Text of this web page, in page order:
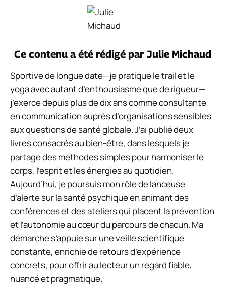
Ce contenu a été rédigé par Julie Michaud
Sportive de longue date—je pratique le trail et le
yoga avec autant d’enthousiasme que de rigueur—
j’exerce depuis plus de dix ans comme consultante
en communication auprès d’organisations sensibles
aux questions de santé globale. J’ai publié deux
livres consacrés au bien-être, dans lesquels je
partage des méthodes simples pour harmoniser le
corps, l’esprit et les énergies au quotidien.
Aujourd’hui, je poursuis mon rôle de lanceuse
d’alerte sur la santé psychique en animant des
conférences et des ateliers qui placent la prévention
et l’autonomie au cœur du parcours de chacun. Ma
démarche s’appuie sur une veille scientifique
constante, enrichie de retours d’expérience
concrets, pour offrir au lecteur un regard fiable,
nuancé et pragmatique.